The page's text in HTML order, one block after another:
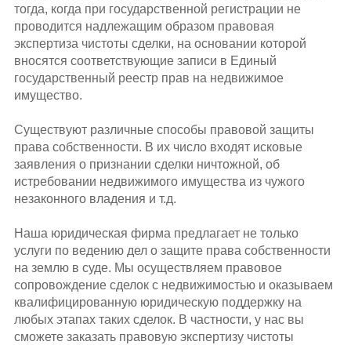
тогда, когда при государственной регистрации не
проводится надлежащим образом правовая
экспертиза чистоты сделки, на основании которой
вносятся соответствующие записи в Единый
государственный реестр прав на недвижимое
имущество.
Существуют различные способы правовой защиты
права собственности. В их число входят исковые
заявления о признании сделки ничтожной, об
истребовании недвижимого имущества из чужого
незаконного владения и т.д.
Наша юридическая фирма предлагает не только
услуги по ведению дел о защите права собственности
на землю в суде. Мы осуществляем правовое
сопровождение сделок с недвижимостью и оказываем
квалифицированную юридическую поддержку на
любых этапах таких сделок. В частности, у нас вы
сможете заказать правовую экспертизу чистоты